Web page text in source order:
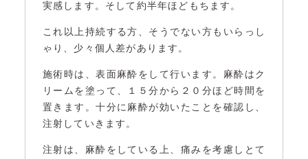
実感します。そして約半年ほどもちます。
これ以上持続する方、そうでない方もいらっし
ゃり、少々個人差があります。
施術時は、表面麻酔をして行います。麻酔はク
リームを塗って、１５分から２０分ほど時間を
置きます。十分に麻酔が効いたことを確認し、
注射していきます。
注射は、麻酔をしている上、痛みを考慮しとて